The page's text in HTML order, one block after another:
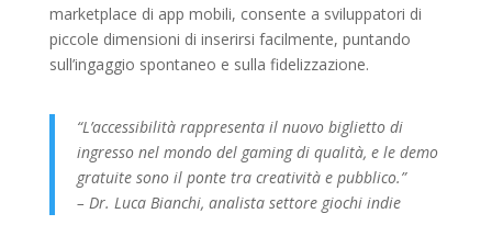
marketplace di app mobili, consente a sviluppatori di
piccole dimensioni di inserirsi facilmente, puntando
sull’ingaggio spontaneo e sulla fidelizzazione.
“L’accessibilità rappresenta il nuovo biglietto di
ingresso nel mondo del gaming di qualità, e le demo
gratuite sono il ponte tra creatività e pubblico.”
– Dr. Luca Bianchi, analista settore giochi indie